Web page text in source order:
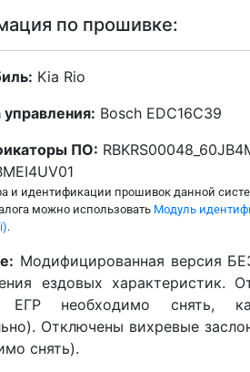
по прошивке:
Kia Rio
Bosch EDC16C39
ПО:
и идентификации прошивок данной
можно использовать Модуль
.
Модифицированная версия
ездовых характеристик.
ЕГР необходимо снять,
Отключены вихревые
снять).